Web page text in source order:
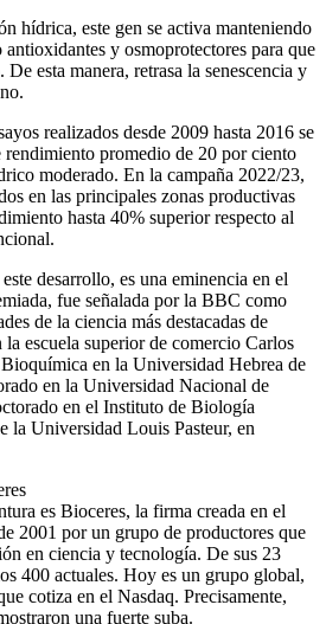
hídrica, este gen se activa manteniendo
y osmoprotectores para que
esta manera, retrasa la senescencia y
realizados desde 2009 hasta 2016 se
rendimiento promedio de 20 por ciento
moderado. En la campaña 2022/23,
en las principales zonas productivas
hasta 40% superior respecto al
desarrollo, es una eminencia en el
fue señalada por la BBC como
de la ciencia más destacadas de
escuela superior de comercio Carlos
en la Universidad Hebrea de
en la Universidad Nacional de
en el Instituto de Biología
la Universidad Louis Pasteur, en
es Bioceres, la firma creada en el
2001 por un grupo de productores que
en ciencia y tecnología. De sus 23
400 actuales. Hoy es un grupo global,
cotiza en el Nasdaq. Precisamente,
una fuerte suba.